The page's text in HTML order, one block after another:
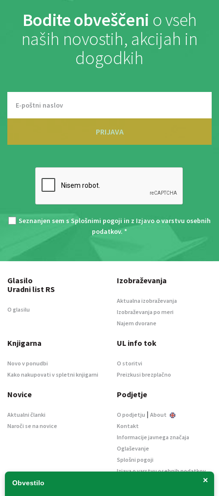
Bodite obveščeni o vseh
naših novostih, akcijah in
dogodkih
PRIJAVA
Seznanjen sem s Splošnimi pogoji in z Izjavo o varstvu osebnih
podatkov. *
×
Obvestilo
Glasilo
Uradni list RS
O glasilu
Izobraževanja
Aktualna izobraževanja
Izobraževanja po meri
Najem dvorane
Knjigarna
Novo v ponudbi
Kako nakupovati v spletni knjigarni
UL info tok
O storitvi
Preizkusi brezplačno
Novice
Aktualni članki
Naroči se na novice
Podjetje
O podjetju | About
Kontakt
Informacije javnega značaja
Oglaševanje
Splošni pogoji
Izjava o varstvu osebnih podatkov